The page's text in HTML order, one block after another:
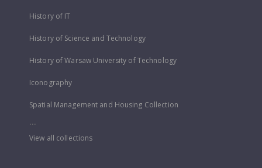
History of IT
History of Science and Technology
History of Warsaw University of Technology
Iconography
Spatial Management and Housing Collection
...
View all collections